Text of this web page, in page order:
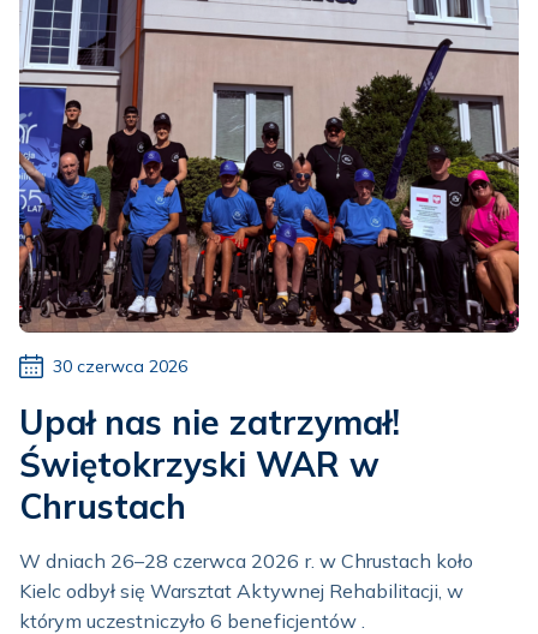
30 czerwca 2026
Upał nas nie zatrzymał!
Świętokrzyski WAR w
Chrustach
W dniach 26–28 czerwca 2026 r. w Chrustach koło
Kielc odbył się Warsztat Aktywnej Rehabilitacji, w
którym uczestniczyło 6 beneficjentów .